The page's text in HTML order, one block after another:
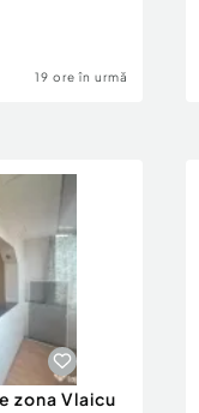
19 ore în urmă
zona Vlaicu